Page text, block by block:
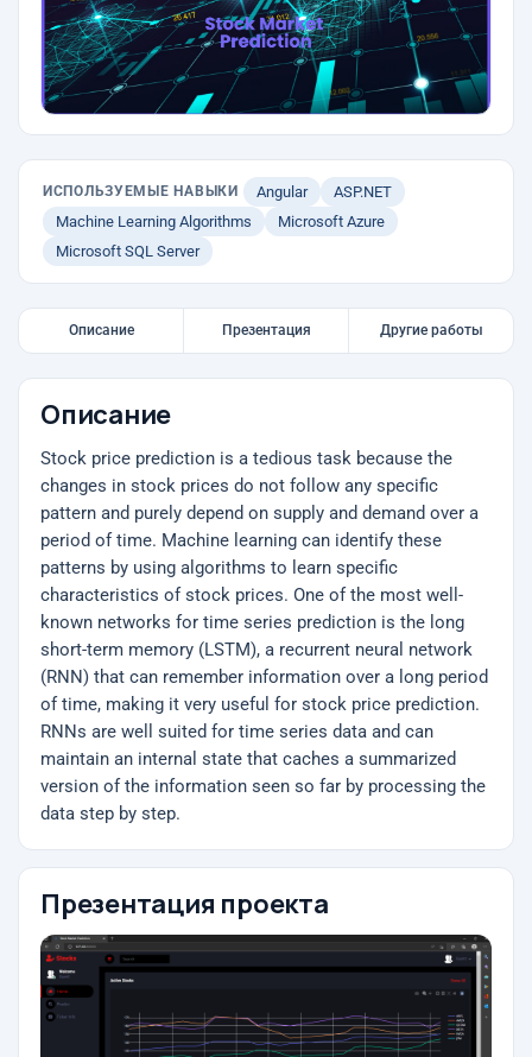
ИСПОЛЬЗУЕМЫЕ НАВЫКИ Angular
ASP.NET
Machine Learning Algorithms
Microsoft Azure
Microsoft SQL Server
Описание Презентация Другие работы
Описание
Stock price prediction is a tedious task because the
changes in stock prices do not follow any specific
pattern and purely depend on supply and demand over a
period of time. Machine learning can identify these
patterns by using algorithms to learn specific
characteristics of stock prices. One of the most well-
known networks for time series prediction is the long
short-term memory (LSTM), a recurrent neural network
(RNN) that can remember information over a long period
of time, making it very useful for stock price prediction.
RNNs are well suited for time series data and can
maintain an internal state that caches a summarized
version of the information seen so far by processing the
data step by step.
Презентация проекта